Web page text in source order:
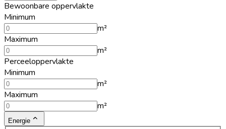
Bewoonbare oppervlakte
Minimum
m²
Maximum
m²
Perceeloppervlakte
Minimum
m²
Maximum
m²
Energie